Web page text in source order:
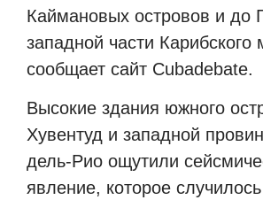
Каймановых островов и до
западной части Карибского
сообщает сайт Cubadebate.
Высокие здания южного
Хувентуд и западной
дель-Рио ощутили
явление, которое